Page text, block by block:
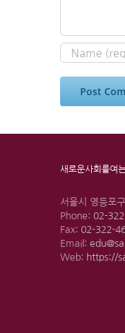
새로운사회를여
서울시 영등포
Phone: 02-
Fax: 02-322-
Email:
Web: https://